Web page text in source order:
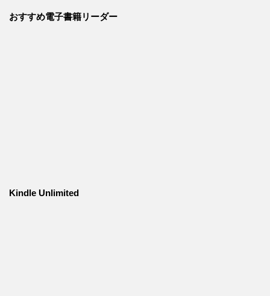
おすすめ電子書籍リーダー
Kindle Unlimited